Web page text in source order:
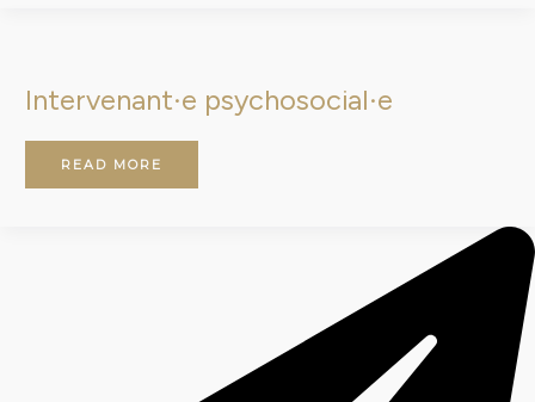
Intervenant·e psychosocial·e
READ MORE